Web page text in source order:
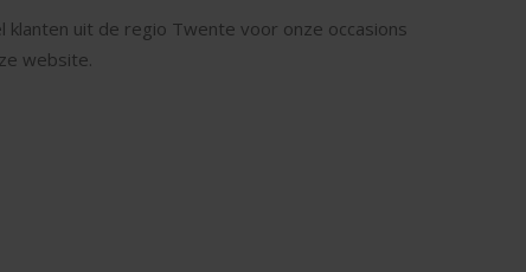
klanten uit de regio Twente voor onze occasions
website.